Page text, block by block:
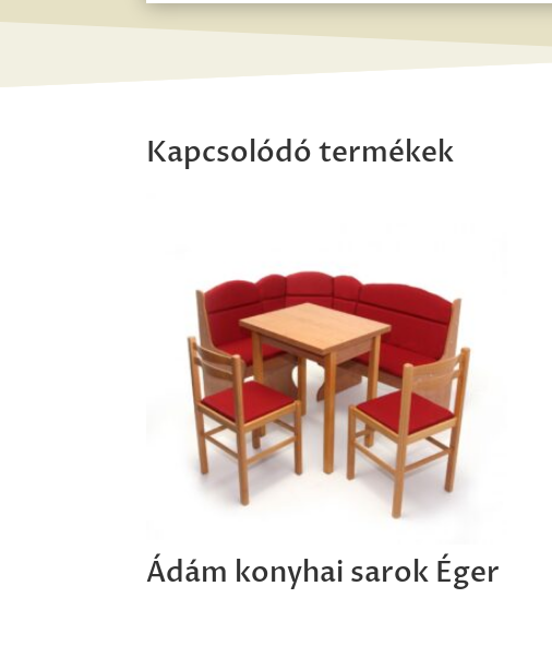
Kapcsolódó termékek
Ádám konyhai sarok Éger